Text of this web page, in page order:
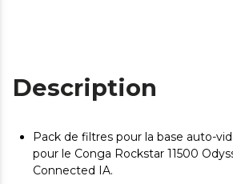
Description
Pack de filtres pour la base auto-
pour le Conga Rockstar 11500
Connected IA.